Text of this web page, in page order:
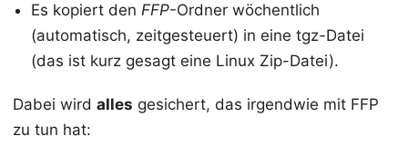
Es kopiert den FFP-Ordner wöchentlich
(automatisch, zeitgesteuert) in eine tgz-Datei
(das ist kurz gesagt eine Linux Zip-Datei).
Dabei wird alles gesichert, das irgendwie mit FFP
zu tun hat: